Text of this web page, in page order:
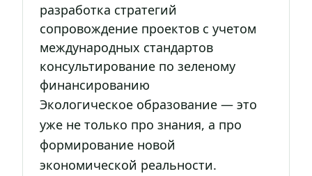
разработка стратегий
сопровождение проектов с учетом
международных стандартов
консультирование по зеленому
финансированию
Экологическое образование — это
уже не только про знания, а про
формирование новой
экономической реальности.